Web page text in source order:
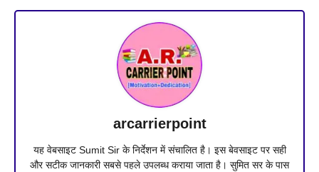
arcarrierpoint
यह वेबसाइट Sumit Sir के निर्देशन में संचालित है। इस बेवसाइट पर सही
और सटीक जानकारी सबसे पहले उपलब्ध कराया जाता है। सुमित सर के पास